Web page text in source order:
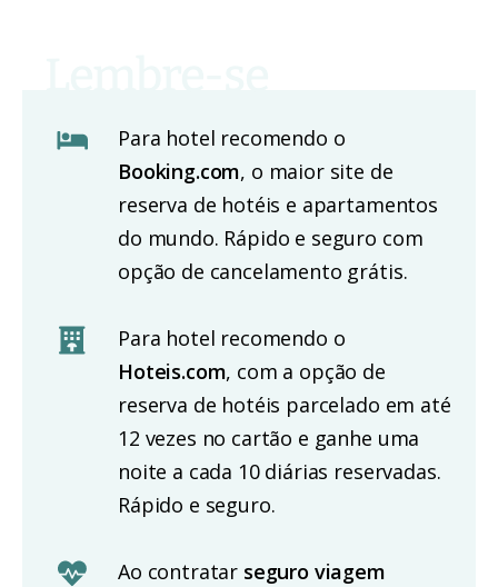
Para hotel recomendo o
Booking.com, o maior site de
reserva de hotéis e apartamentos
do mundo. Rápido e seguro com
opção de cancelamento grátis.
Para hotel recomendo o
Hoteis.com, com a opção de
reserva de hotéis parcelado em até
12 vezes no cartão e ganhe uma
noite a cada 10 diárias reservadas.
Rápido e seguro.
Ao contratar seguro viagem